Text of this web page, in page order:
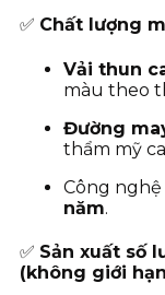
✅ Chất lượng
Vải thun
màu theo
Đường
thẩm mỹ
Công nghệ
năm.
✅ Sản xuất số
(không giới